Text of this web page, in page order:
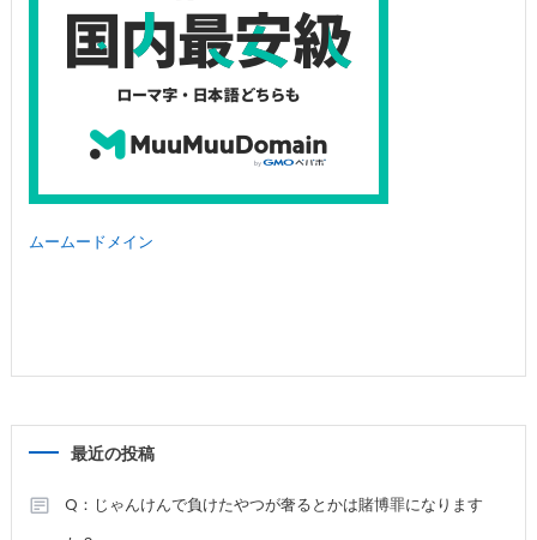
ムームードメイン
最近の投稿
Q：じゃんけんで負けたやつが奢るとかは賭博罪になります